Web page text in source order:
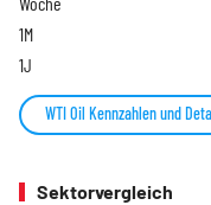
1M
1J
WTI Oil Kennzahlen und
Sektorvergleich